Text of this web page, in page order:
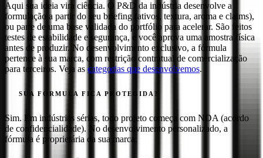
Aqui sua ideia vira ciência. O P&D da indústria desenvolve a
formulação a partir do seu briefing (ativos, textura, aroma e claims),
ou parte de uma base validada do portfólio para acelerar. São feitos
testes de estabilidade e segurança, e você aprova uma amostra física
antes de produzir. No desenvolvimento exclusivo, a fórmula
pertence à sua marca, com restrição contratual de comercialização
para terceiros. Veja as categorias que desenvolvemos.
SUA FÓRMULA FICA PROTEGIDA?
Sim. Em indústrias sérias, todo projeto começa com NDA (acordo
de confidencialidade). No desenvolvimento personalizado, a
fórmula é proprietária da sua marca.